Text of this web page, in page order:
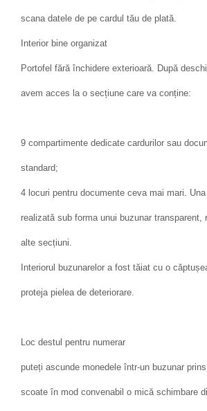
scana datele de pe cardul tău de plată.
Interior bine organizat
Portofel fără închidere exterioară. După
avem acces la o secțiune care va conține:
9 compartimente dedicate cardurilor sau
standard;
4 locuri pentru documente ceva mai mari.
realizată sub forma unui buzunar transparent,
alte secțiuni.
Interiorul buzunarelor a fost tăiat cu o
proteja pielea de deteriorare.
Loc destul pentru numerar
puteți ascunde monedele într-un buzunar
scoate în mod convenabil o mică schimbare